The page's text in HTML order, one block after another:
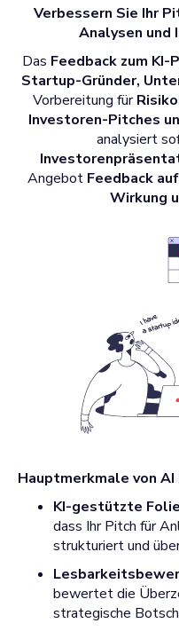
Verbessern Sie Ihr
Analysen und
Das Feedback zum KI-
Startup-Gründer,
Vorbereitung für
Investoren-Pitches
analysiert
Angebot Feedback
Wirkung
Hauptmerkmale von
KI-gestützte
dass Ihr Pitch für
strukturiert und
bewertet die
strategische